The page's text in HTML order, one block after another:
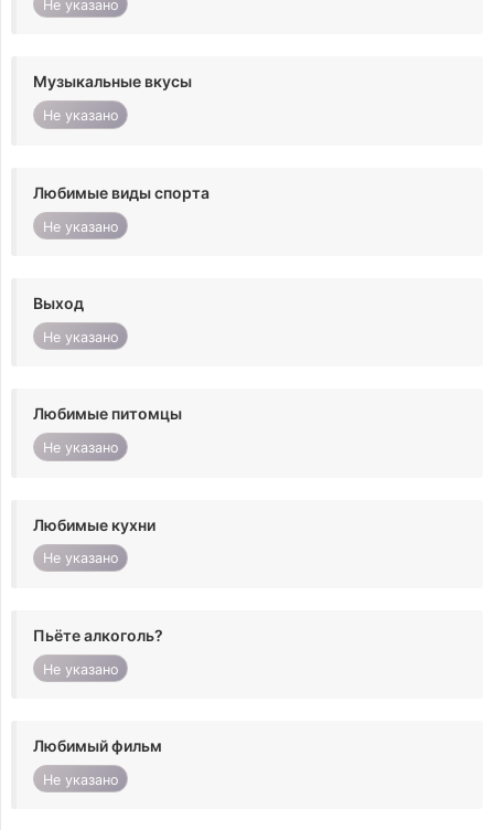
Не указано
Музыкальные вкусы
Не указано
Любимые виды спорта
Не указано
Выход
Не указано
Любимые питомцы
Не указано
Любимые кухни
Не указано
Пьёте алкоголь?
Не указано
Любимый фильм
Не указано